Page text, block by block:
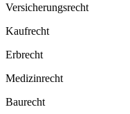
Versiche­rungsrecht
Kaufrecht
Erbrecht
Medizinrecht
Baurecht